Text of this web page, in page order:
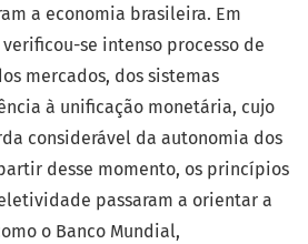
a economia brasileira. Em
se intenso processo de
mercados, dos sistemas
à unificação monetária, cujo
considerável da autonomia dos
desse momento, os princípios
passaram a orientar a
o Banco Mundial,